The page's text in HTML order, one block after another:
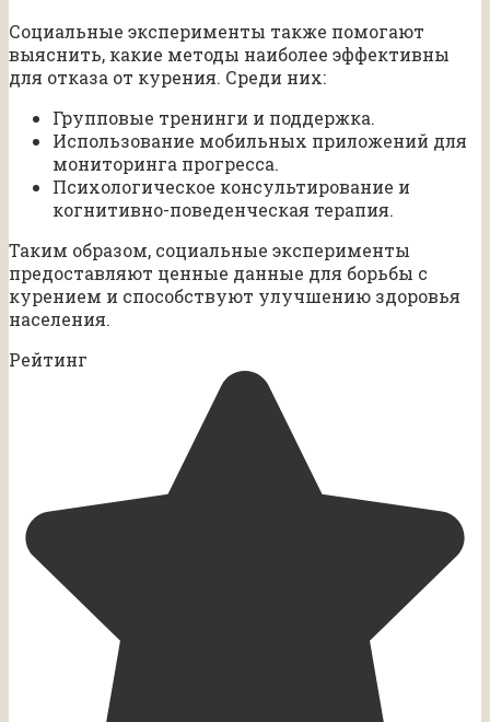
Социальные эксперименты также помогают
выяснить, какие методы наиболее эффективны
для отказа от курения. Среди них:
Групповые тренинги и поддержка.
Использование мобильных приложений для
мониторинга прогресса.
Психологическое консультирование и
когнитивно-поведенческая терапия.
Таким образом, социальные эксперименты
предоставляют ценные данные для борьбы с
курением и способствуют улучшению здоровья
населения.
Рейтинг